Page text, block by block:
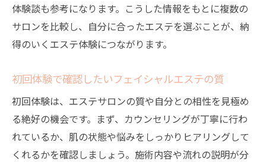
体験談も参考になります。こうした情報をもとに複数の
サロンを比較し、自分に合ったエステを選ぶことが、納
得のいくエステ体験につながります。
初回体験で確認したいフェイシャルエステの質
初回体験は、エステサロンの質や自分との相性を見極め
る絶好の機会です。まず、カウンセリングが丁寧に行わ
れているか、肌の状態や悩みをしっかりヒアリングして
くれるかを確認しましょう。施術内容や流れの説明が分